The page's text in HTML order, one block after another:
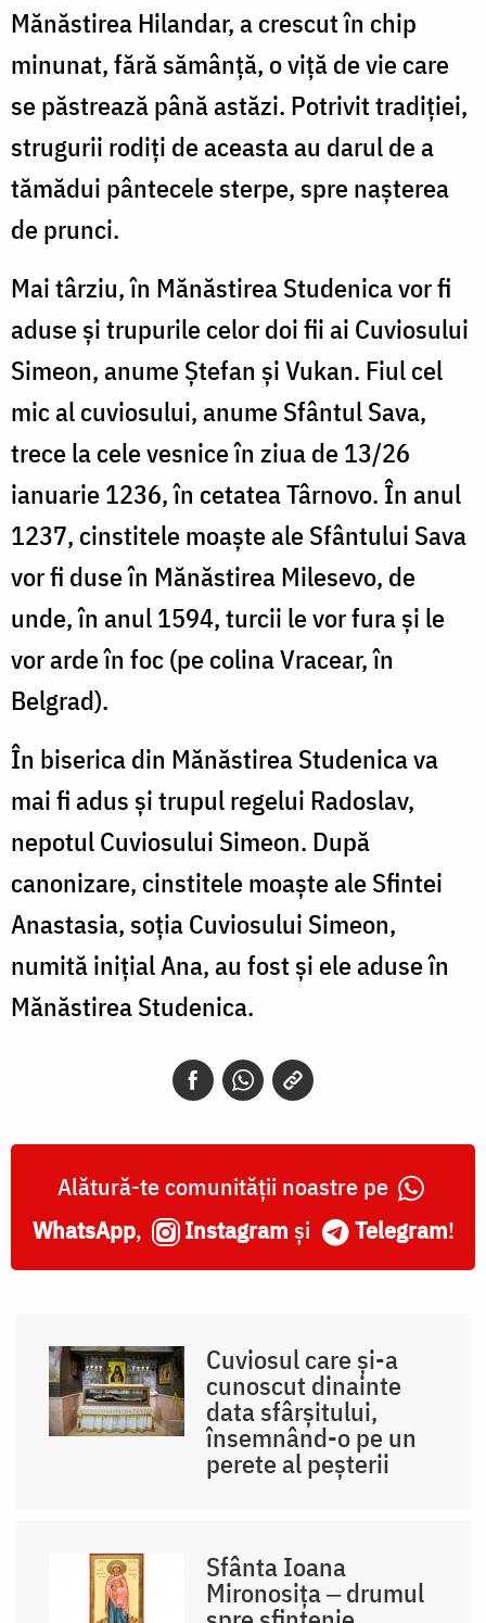
Mănăstirea Hilandar, a crescut în chip
minunat, fără sămânță, o viță de vie care
se păstrează până astăzi. Potrivit tradiției,
strugurii rodiți de aceasta au darul de a
tămădui pântecele sterpe, spre nașterea
de prunci.
Mai târziu, în Mănăstirea Studenica vor fi
aduse și trupurile celor doi fii ai Cuviosului
Simeon, anume Ștefan și Vukan. Fiul cel
mic al cuviosului, anume Sfântul Sava,
trece la cele vesnice în ziua de 13/26
ianuarie 1236, în cetatea Târnovo. În anul
1237, cinstitele moaște ale Sfântului Sava
vor fi duse în Mănăstirea Milesevo, de
unde, în anul 1594, turcii le vor fura și le
vor arde în foc (pe colina Vracear, în
Belgrad).
În biserica din Mănăstirea Studenica va
mai fi adus și trupul regelui Radoslav,
nepotul Cuviosului Simeon. După
canonizare, cinstitele moaște ale Sfintei
Anastasia, soția Cuviosului Simeon,
numită inițial Ana, au fost și ele aduse în
Mănăstirea Studenica.
Alătură-te comunității noastre pe
WhatsApp, Instagram și Telegram!
Cuviosul care și-a
cunoscut dinainte
data sfârșitului,
însemnând-o pe un
perete al peșterii
Sfânta Ioana
Mironosița ‒ drumul